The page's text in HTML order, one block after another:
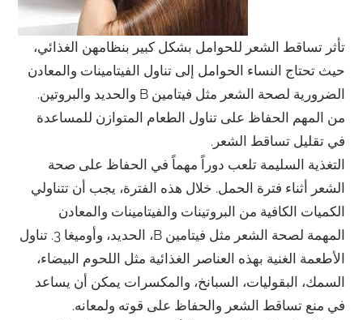
تأثر تساقط الشعر للحوامل بشكل كبير بنظامهن الغذائي،
حيث تحتاج النساء الحوامل إلى تناول الفيتامينات والمعادن
الضرورية لصحة الشعر مثل فيتامين B والحديد والبروتين.
من المهم الحفاظ على تناول الطعام المتوازن للمساعدة
في تقليل تساقط الشعر.
التغذية السليمة تلعب دوراً مهماً في الحفاظ على صحة
الشعر أثناء فترة الحمل. خلال هذه الفترة، يجب أن تتناولي
الكميات الكافية من البروتينات والفيتامينات والمعادن
المهمة لصحة الشعر مثل فيتامين B، الحديد، وأوميغا 3. تناول
الأطعمة الغنية بهذه العناصر الغذائية مثل اللحوم البيضاء،
السمك، البقوليات، السبانخ، والمكسرات يمكن أن يساعد
في منع تساقط الشعر والحفاظ على قوته ولمعانه.